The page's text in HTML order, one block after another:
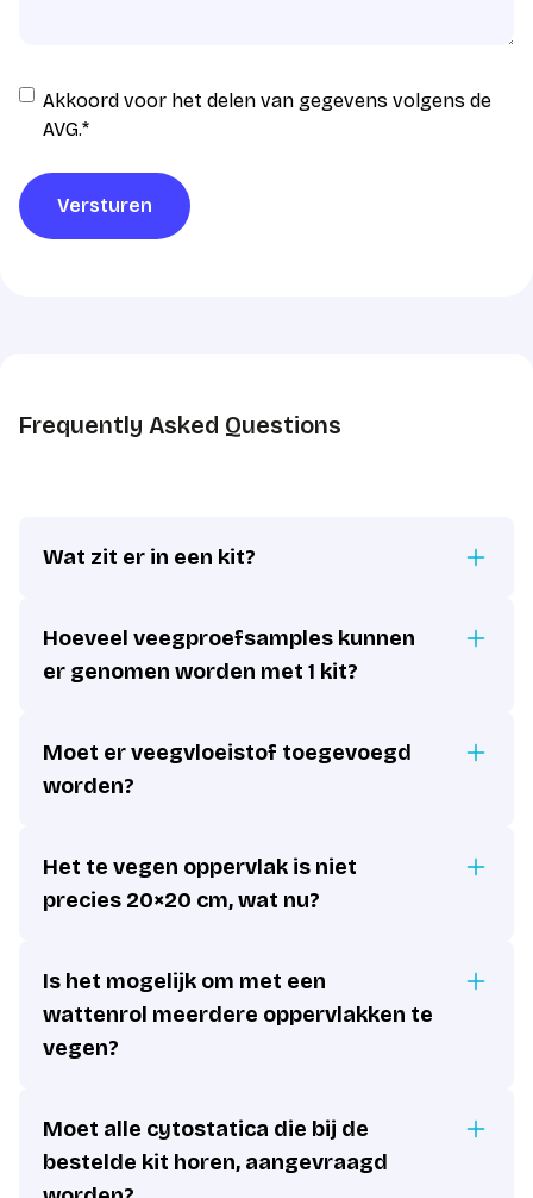
Instemming
AVG
Akkoord voor het delen van gegevens volgens de
AVG.*
Versturen
Frequently Asked Questions
Wat zit er in een kit?
Hoeveel veegproefsamples kunnen
er genomen worden met 1 kit?
Moet er veegvloeistof toegevoegd
worden?
Het te vegen oppervlak is niet
precies 20×20 cm, wat nu?
Is het mogelijk om met een
wattenrol meerdere oppervlakken te
vegen?
Moet alle cytostatica die bij de
bestelde kit horen, aangevraagd